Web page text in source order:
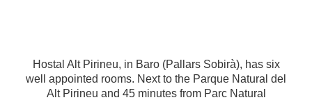
Hostal Alt Pirineu, in Baro (Pallars Sobirà), has six
well appointed rooms. Next to the Parque Natural del
Alt Pirineu and 45 minutes from Parc Natural